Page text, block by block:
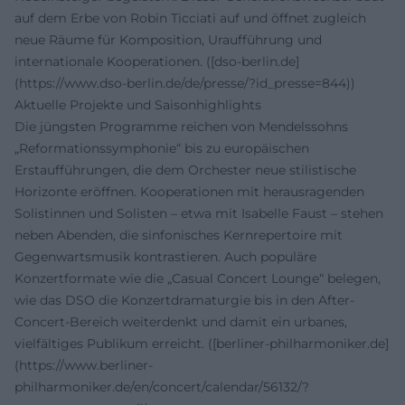
auf dem Erbe von Robin Ticciati auf und öffnet zugleich
neue Räume für Komposition, Uraufführung und
internationale Kooperationen. ([dso-berlin.de]
(https://www.dso-berlin.de/de/presse/?id_presse=844))
Aktuelle Projekte und Saisonhighlights
Die jüngsten Programme reichen von Mendelssohns
„Reformationssymphonie“ bis zu europäischen
Erstaufführungen, die dem Orchester neue stilistische
Horizonte eröffnen. Kooperationen mit herausragenden
Solistinnen und Solisten – etwa mit Isabelle Faust – stehen
neben Abenden, die sinfonisches Kernrepertoire mit
Gegenwartsmusik kontrastieren. Auch populäre
Konzertformate wie die „Casual Concert Lounge“ belegen,
wie das DSO die Konzertdramaturgie bis in den After-
Concert-Bereich weiterdenkt und damit ein urbanes,
vielfältiges Publikum erreicht. ([berliner-philharmoniker.de]
(https://www.berliner-
philharmoniker.de/en/concert/calendar/56132/?